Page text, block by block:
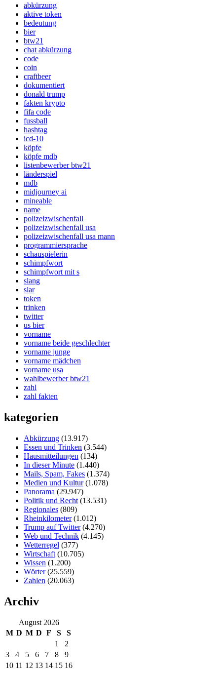
abkürzung
aktive token
bedeutung
bier
btw21
chat abkürzung
code
coin
craftbeer
dokumentiert
donald trump
fakten krypto
fifa code
fussball
hashtag
icd-10
köpfe
köpfe mdb
listenbewerber btw21
länderspiel
mdb
midjourney ai
mineable
name
polizeizwischenfall
polizeizwischenfall usa
polizeizwischenfall usa mann
programmiersprache
schauspielerin
schimpfwort
schimpfwort mit s
slang
slar
token
trinken
twitter
us bier
vorname
vorname beide geschlechter
vorname junge
vorname mädchen
vorname usa
wahlbewerber btw21
zahl
zahl fakten
kategorien
Abkürzung (13.917)
Essen und Trinken (3.544)
Hausmitteilungen (134)
In dieser Minute (1.440)
Mails, Spam, Fakes (1.374)
Medien und Kultur(1.078)
Panorama (29.947)
Politik und Recht (13.531)
Regionales (809)
Rheinkilometer(1.012)
Trump auf Twitter(4.270)
Web und Technik (4.145)
Wetterregel (377)
Wirtschaft (10.705)
Wissen (1.200)
Wörter(25.559)
Zahlen (20.063)
Archiv
August 2026
M D M D F S
S
1
2
3
4 5 6 7 8
9
10 11 12 13 14 15 16